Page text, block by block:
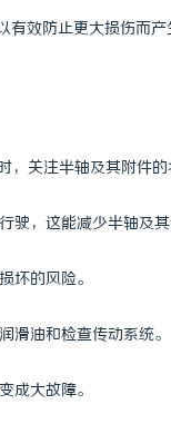
效防止更大损伤而
关注半轴及其附件的
，这能减少半轴及其
坏的风险。
滑油和检查传动系统。
成大故障。